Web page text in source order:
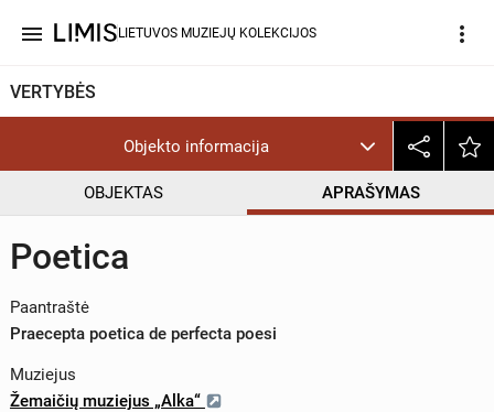
menu LIETUVOS MUZIEJŲ KOLEKCIJOS more_vert
VERTYBĖS
Objekto informacija
OBJEKTAS APRAŠYMAS
Poetica
Paantraštė
Praecepta poetica de perfecta poesi
Muziejus
Žemaičių muziejus „Alka“